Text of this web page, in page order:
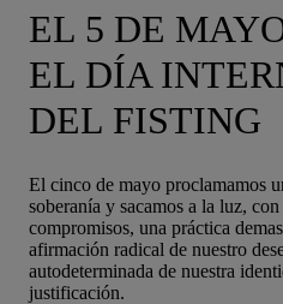
EL 5 DE
EL DÍA
DEL FISTING
El cinco de mayo proclamamos
soberanía y sacamos a la luz,
compromisos, una práctica
afirmación radical de nuestro
autodeterminada de nuestra
justificación.